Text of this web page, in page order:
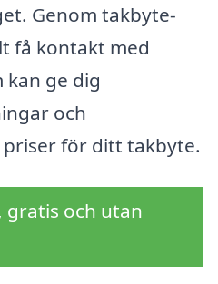
Genom takbyte-
få kontakt med
kan ge dig
och
för ditt takbyte.
gratis och utan